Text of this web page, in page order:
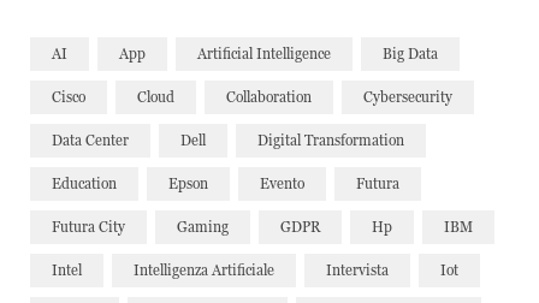
AI App Artificial Intelligence Big Data
Cisco Cloud Collaboration Cybersecurity
Data Center Dell Digital Transformation
Education Epson Evento Futura
Futura City Gaming GDPR Hp IBM
Intel Intelligenza Artificiale Intervista Iot